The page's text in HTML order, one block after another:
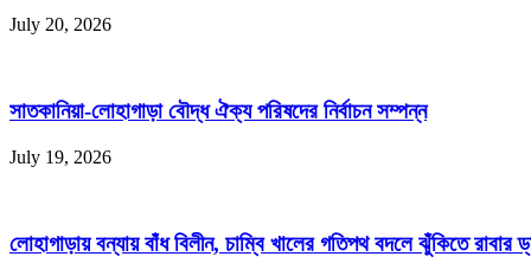
July 20, 2026
সাতকানিয়া-লোহাগাড়া বৌদ্ধ ঐক্য পরিষদের নির্বাচন সম্পন্ন
July 19, 2026
লোহাগাড়ায় বন্যায় বাঁধ বিলীন, চাম্বি খালের গতিপথ বদলে ঝুঁকিতে রাবার